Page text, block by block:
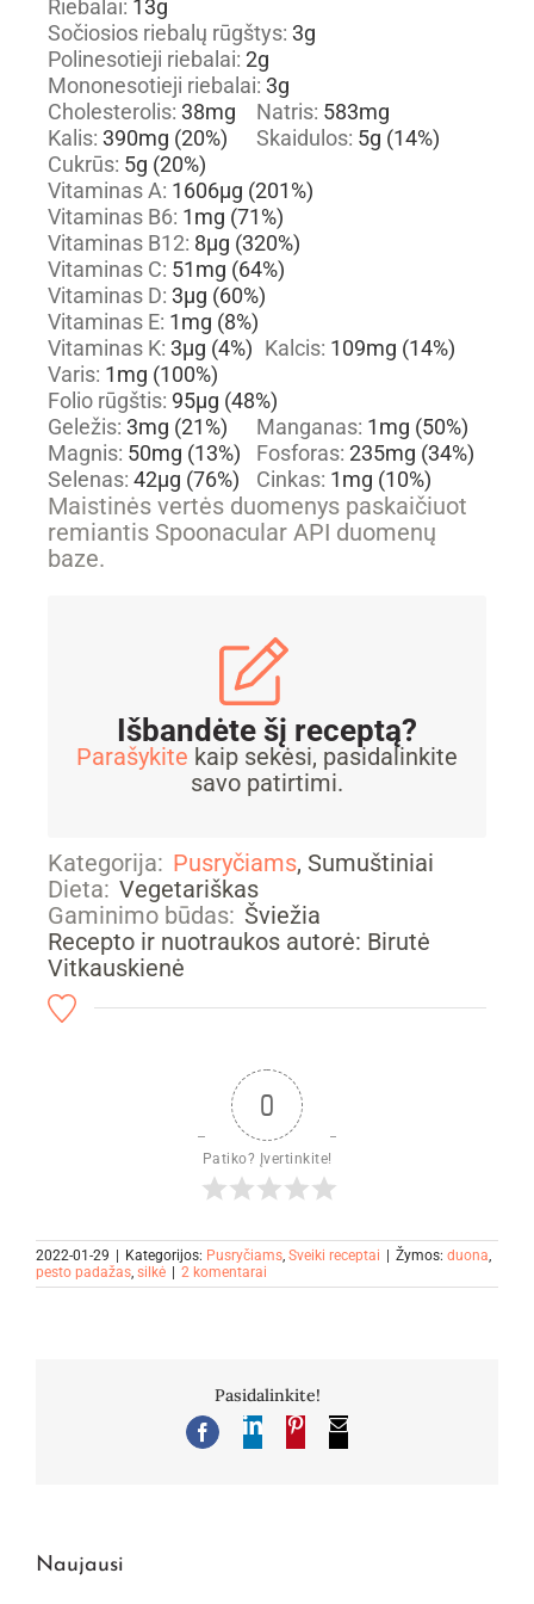
Riebalai: 13g
Sočiosios riebalų rūgštys: 3g
Polinesotieji riebalai: 2g
Mononesotieji riebalai: 3g
Cholesterolis: 38mg Natris: 583mg
Kalis: 390mg (20%) Skaidulos: 5g (14%)
Cukrūs: 5g (20%)
Vitaminas A: 1606µg (201%)
Vitaminas B6: 1mg (71%)
Vitaminas B12: 8µg (320%)
Vitaminas C: 51mg (64%)
Vitaminas D: 3µg (60%)
Vitaminas E: 1mg (8%)
Vitaminas K: 3µg (4%) Kalcis: 109mg (14%)
Varis: 1mg (100%)
Folio rūgštis: 95µg (48%)
Geležis: 3mg (21%) Manganas: 1mg (50%)
Magnis: 50mg (13%) Fosforas: 235mg (34%)
Selenas: 42µg (76%) Cinkas: 1mg (10%)
Maistinės vertės duomenys paskaičiuot
remiantis Spoonacular API duomenų
baze.
Išbandėte šį receptą?
Parašykite kaip sekėsi, pasidalinkite
savo patirtimi.
Kategorija: Pusryčiams, Sumuštiniai
Dieta: Vegetariškas
Gaminimo būdas: Šviežia
Recepto ir nuotraukos autorė: Birutė
Vitkauskienė
0
Patiko? Įvertinkite!
2022-01-29 Kategorijos: Pusryčiams, Sveiki receptai Žymos: duona,
pesto padažas, silkė 2 komentarai
Pasidalinkite!
FacebookLinkedInPinterest
El.
Naujausi